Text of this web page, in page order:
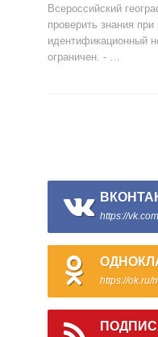
Всероссийский
проверить знания
идентификационный
ограничен. - …
https://
https://ok.ru/